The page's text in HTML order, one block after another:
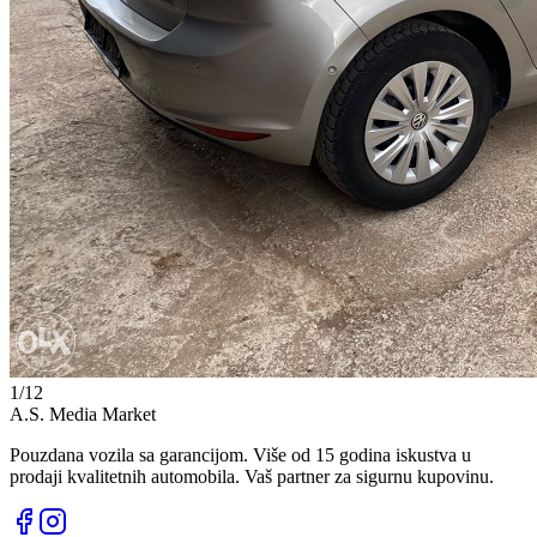
1/12
A.S. Media Market
Pouzdana vozila sa garancijom. Više od 15 godina iskustva u
prodaji kvalitetnih automobila. Vaš partner za sigurnu kupovinu.